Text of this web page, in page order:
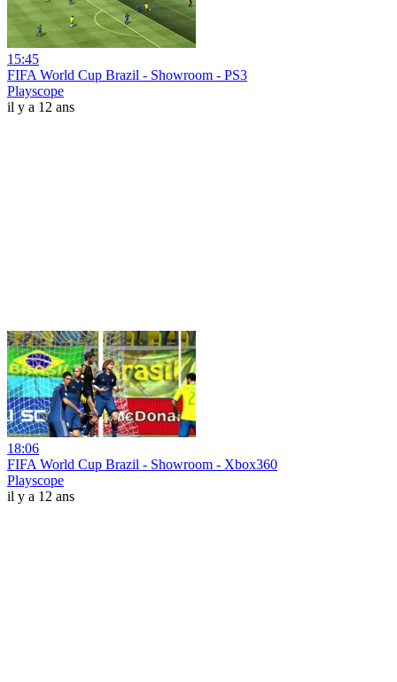
15:45
FIFA World Cup Brazil - Showroom - PS3
Playscope
il y a 12 ans
18:06
FIFA World Cup Brazil - Showroom - Xbox360
Playscope
il y a 12 ans